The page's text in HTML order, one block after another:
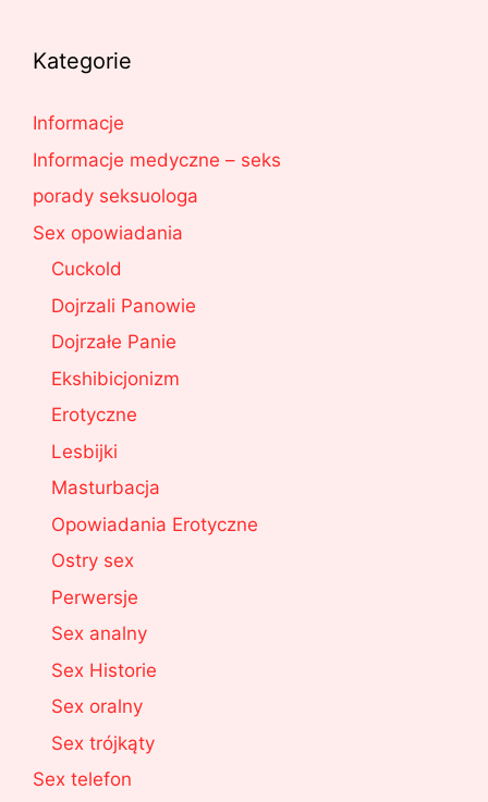
Kategorie
Informacje
Informacje medyczne – seks
porady seksuologa
Sex opowiadania
Cuckold
Dojrzali Panowie
Dojrzałe Panie
Ekshibicjonizm
Erotyczne
Lesbijki
Masturbacja
Opowiadania Erotyczne
Ostry sex
Perwersje
Sex analny
Sex Historie
Sex oralny
Sex trójkąty
Sex telefon